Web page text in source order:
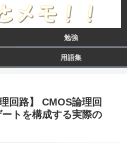
勉強
用語集
回路】 CMOS論理回
トを構成する実際の